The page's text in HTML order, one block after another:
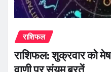
राशिफल
राशिफल: शुक्रवार को